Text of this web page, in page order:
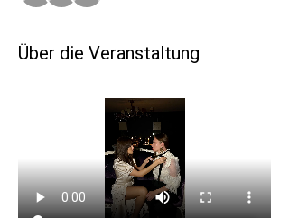
Über die Veranstaltung